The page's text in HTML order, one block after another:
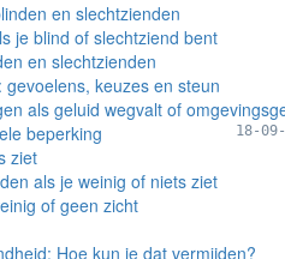
en slechtzienden
je blind of slechtziend bent
en slechtzienden
keuzes en steun
als geluid wegvalt of
beperking 18-
ziet
als je weinig of niets ziet
of geen zicht
Hoe kun je dat vermijden?